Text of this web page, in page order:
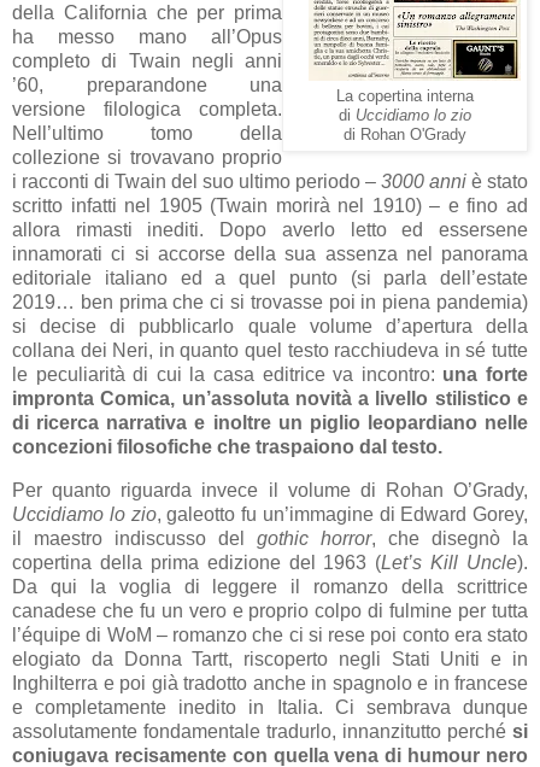
La copertina interna
di Uccidiamo lo zio
di Rohan O'Grady
della California che per prima
ha messo mano all’Opus
completo di Twain negli anni
’60, preparandone una
versione filologica completa.
Nell’ultimo tomo della
collezione si trovavano proprio
i racconti di Twain del suo ultimo periodo – 3000 anni è stato
scritto infatti nel 1905 (Twain morirà nel 1910) – e fino ad
allora rimasti inediti. Dopo averlo letto ed essersene
innamorati ci si accorse della sua assenza nel panorama
editoriale italiano ed a quel punto (si parla dell’estate
2019… ben prima che ci si trovasse poi in piena pandemia)
si decise di pubblicarlo quale volume d’apertura della
collana dei Neri, in quanto quel testo racchiudeva in sé tutte
le peculiarità di cui la casa editrice va incontro: una forte
impronta Comica, un’assoluta novità a livello stilistico e
di ricerca narrativa e inoltre un piglio leopardiano nelle
concezioni filosofiche che traspaiono dal testo.
Per quanto riguarda invece il volume di Rohan O’Grady,
Uccidiamo lo zio, galeotto fu un’immagine di Edward Gorey,
il maestro indiscusso del gothic horror, che disegnò la
copertina della prima edizione del 1963 (Let’s Kill Uncle).
Da qui la voglia di leggere il romanzo della scrittrice
canadese che fu un vero e proprio colpo di fulmine per tutta
l’équipe di WoM – romanzo che ci si rese poi conto era stato
elogiato da Donna Tartt, riscoperto negli Stati Uniti e in
Inghilterra e poi già tradotto anche in spagnolo e in francese
e completamente inedito in Italia. Ci sembrava dunque
assolutamente fondamentale tradurlo, innanzitutto perché si
coniugava recisamente con quella vena di humour nero